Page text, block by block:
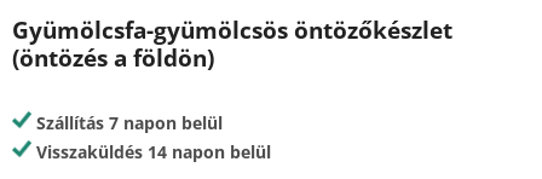
Gyümölcsfa-gyümölcsös öntözőkészlet
(öntözés a földön)
Szállítás 7 napon belül
Visszaküldés 14 napon belül